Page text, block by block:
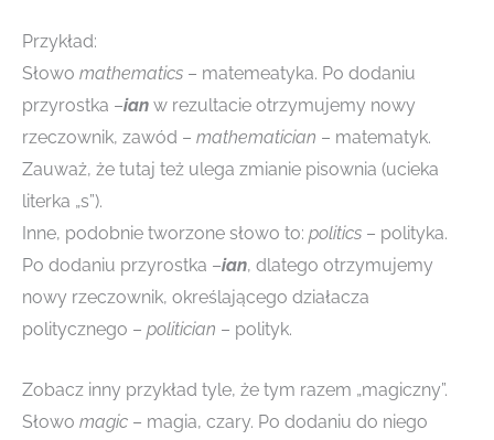
Przykład:
Słowo mathematics – matemeatyka. Po dodaniu
przyrostka –ian w rezultacie otrzymujemy nowy
rzeczownik, zawód – mathematician – matematyk.
Zauważ, że tutaj też ulega zmianie pisownia (ucieka
literka „s”).
Inne, podobnie tworzone słowo to: politics – polityka.
Po dodaniu przyrostka –ian, dlatego otrzymujemy
nowy rzeczownik, określającego działacza
politycznego – politician – polityk.
Zobacz inny przykład tyle, że tym razem „magiczny”.
Słowo magic – magia, czary. Po dodaniu do niego